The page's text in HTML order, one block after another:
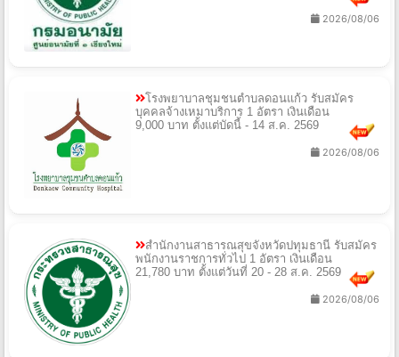
2026/08/06
โรงพยาบาลชุมชนตำบลดอนแก้ว รับสมัคร
บุคคลจ้างเหมาบริการ 1 อัตรา เงินเดือน
9,000 บาท ตั้งแต่บัดนี้ - 14 ส.ค. 2569
2026/08/06
สํานักงานสาธารณสุขจังหวัดปทุมธานี รับสมัคร
พนักงานราชการทั่วไป 1 อัตรา เงินเดือน
21,780 บาท ตั้งแต่วันที่ 20 - 28 ส.ค. 2569
2026/08/06